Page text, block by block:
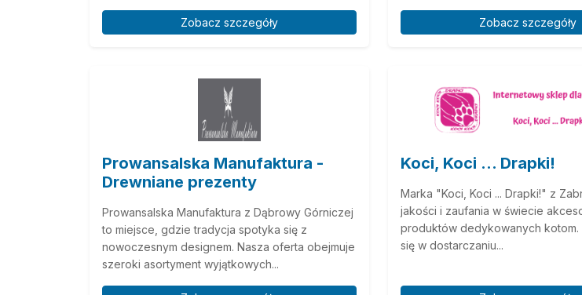
Zobacz szczegóły Zobacz szczegóły
Prowansalska Manufaktura -
Drewniane prezenty
Prowansalska Manufaktura z Dąbrowy Górniczej
to miejsce, gdzie tradycja spotyka się z
nowoczesnym designem. Nasza oferta obejmuje
szeroki asortyment wyjątkowych...
Koci, Koci ... Drapki!
Marka "Koci, Koci ... Drapki!" z
jakości i zaufania w świecie
produktów dedykowanych kotom.
się w dostarczaniu...